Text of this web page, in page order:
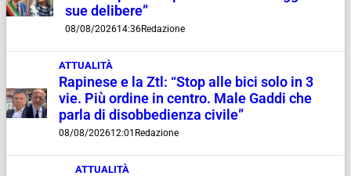
sue delibere”
08/08/202614:36Redazione
ATTUALITÀ
Rapinese e la Ztl: “Stop alle bici solo in 3
vie. Più ordine in centro. Male Gaddi che
parla di disobbedienza civile”
08/08/202612:01 Redazione
ATTUALITÀ